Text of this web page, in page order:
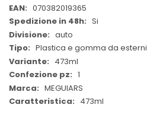
Informazioni070382019365
Si
auto
Plastica e gomma da esterni
473ml
1
MEGUIARS
473ml